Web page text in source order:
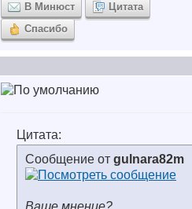
В Минюст
Цитата
Спасибо
Цитата:
Сообщение от gulnara82m
Ваше мнение?